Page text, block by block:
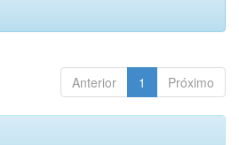
Anterior 1 Próximo